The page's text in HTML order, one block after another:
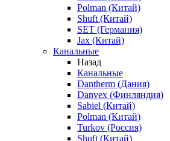
Polman (Китай)
Shuft (Китай)
SET (Германия)
Jax (Китай)
Канальные
Назад
Канальные
Dantherm (Дания)
Danvex (Финляндия)
Sabiel (Китай)
Polman (Китай)
Turkov (Россия)
Shuft (Китай)